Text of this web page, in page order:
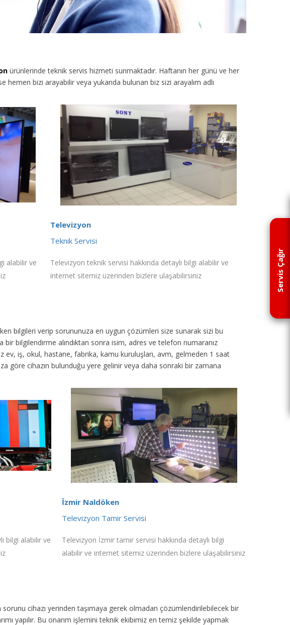
Servis Çağır
ürünlerinde teknik servis hizmeti sunmaktadır. Haftanın her günü ve her
hemen bizi arayabilir veya yukarıda bulunan biz sizi arayalım adlı
alabilir ve
Televizyon
Teknik Servisi
Televizyon teknik servisi hakkında detaylı bilgi alabilir ve
internet sitemiz üzerinden bizlere ulaşabilirsiniz
bilgileri verip sorununuza en uygun çözümleri size sunarak sizi bu
bir bilgilendirme alındıktan sonra isim, adres ve telefon numaranız
ev, iş, okul, hastane, fabrika, kamu kuruluşları, avm, gelmeden 1 saat
göre cihazın bulunduğu yere gelinir veya daha sonraki bir zamana
bilgi alabilir ve
İzmir Naldöken
Televizyon Tamir Servisi
Televizyon İzmir tamir servisi hakkında detaylı bilgi
alabilir ve internet sitemiz üzerinden bizlere ulaşabilirsiniz
sorunu cihazı yerinden taşımaya gerek olmadan çözümlendirilebilecek bir
yapılır. Bu onarım işlemini teknik ekibimiz en temiz şekilde yapmak